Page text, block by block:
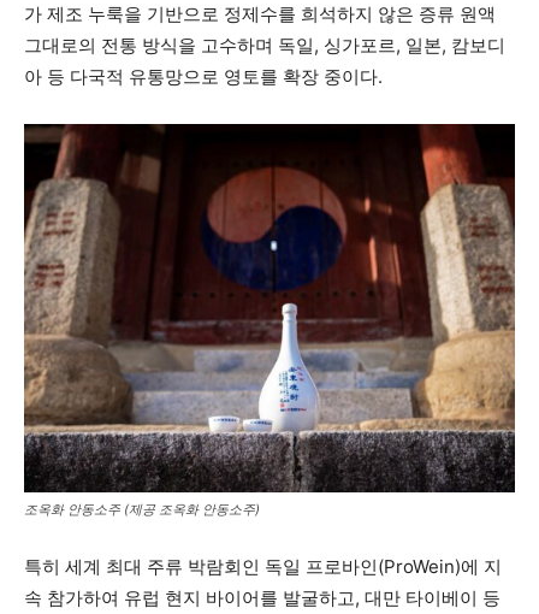
가 제조 누룩을 기반으로 정제수를 희석하지 않은 증류 원액
그대로의 전통 방식을 고수하며 독일, 싱가포르, 일본, 캄보디
아 등 다국적 유통망으로 영토를 확장 중이다.
조옥화 안동소주 (제공 조옥화 안동소주)
특히 세계 최대 주류 박람회인 독일 프로바인(ProWein)에 지
속 참가하여 유럽 현지 바이어를 발굴하고, 대만 타이베이 등